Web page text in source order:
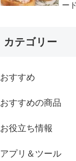
ー
カテゴリー
おすすめ
おすすめの商品
お役立ち情報
アプリ＆ツール